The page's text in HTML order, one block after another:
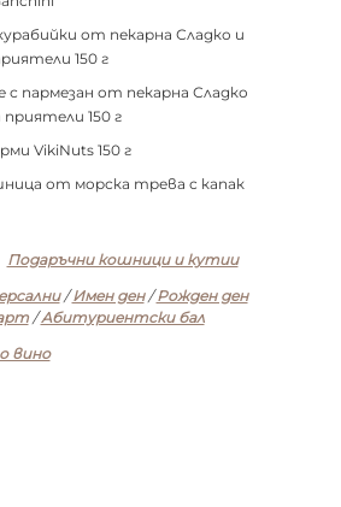
от пекарна Сладко и
150 г
с пармезан от пекарна Сладко
приятели 150 г
VikiNuts 150 г
от морска трева с капак
Подаръчни кошници и кутии
/Имен ден/Рожден ден
/Абитуриентски бал
вино